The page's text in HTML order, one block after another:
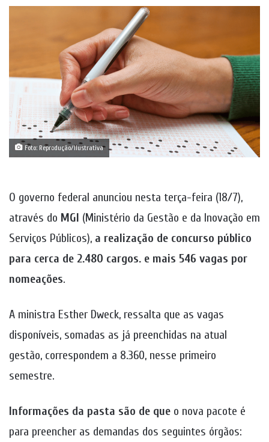
Foto: Reprodução/Ilustrativa
O governo federal anunciou nesta terça-feira (18/7),
através do MGI (Ministério da Gestão e da Inovação em
Serviços Públicos), a realização de concurso público
para cerca de 2.480 cargos. e mais 546 vagas por
nomeações.
A ministra Esther Dweck, ressalta que as vagas
disponíveis, somadas as já preenchidas na atual
gestão, correspondem a 8.360, nesse primeiro
semestre.
Informações da pasta são de que o nova pacote é
para preencher as demandas dos seguintes órgãos: